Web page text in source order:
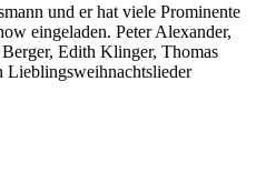
und er hat viele Prominente
eingeladen. Peter Alexander,
Edith Klinger, Thomas
Lieblingsweihnachtslieder